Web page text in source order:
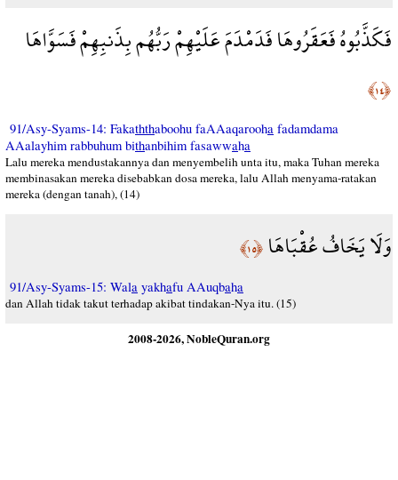
فَكَذَّبُوهُ فَعَقَرُوهَا فَدَمْدَمَ عَلَيْهِمْ رَبُّهُم بِذَنبِهِمْ فَسَوَّاهَا
﴿١٤﴾
91/Asy-Syams-14: Fakaththaboohu faAAaqarooha fadamdama
AAalayhim rabbuhum bithanbihim fasawwaha
Lalu mereka mendustakannya dan menyembelih unta itu, maka Tuhan mereka
membinasakan mereka disebabkan dosa mereka, lalu Allah menyama-ratakan
mereka (dengan tanah), (14)
وَلَا يَخَافُ عُقْبَاهَا﴿١٥﴾
91/Asy-Syams-15: Wala yakhafu AAuqbaha
dan Allah tidak takut terhadap akibat tindakan-Nya itu. (15)
2008-2026, NobleQuran.org